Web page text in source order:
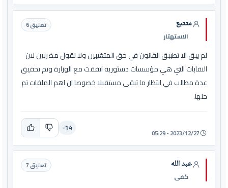
متتبع
الاستهتار
تعليق 6
لم يبق الا تطببق القانون في حق المتغيبين ولا نقول مضربين لان
النقابات التي هي مؤسسات دستَورية اتفقت مع الوزارة وتم تحقيق
عدة مطالب في انتظار ما تبقى مستقبلا خصوصا ان اهم الملفات تم
حلها.
2023/12/27 - 05:29
-14
عبد الله
كفى
تعليق 7